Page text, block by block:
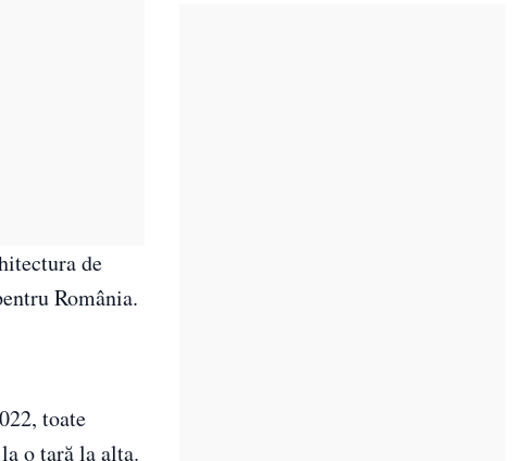
de
România.
toate
o țară la alta.